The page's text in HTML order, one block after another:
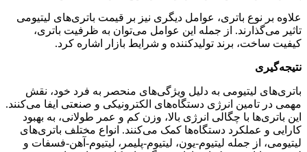
علاوه بر نوع باتری، عوامل دیگری نیز بر قیمت باتری‌های لیتیومی
تاثیر می‌گذارند. از جمله این عوامل می‌توان به ظرفیت باتری،
کیفیت ساخت، برند تولیدکننده و شرایط بازار اشاره کرد.
نتیجه‌گیری
باتری‌های لیتیومی به دلیل ویژگی‌های منحصر به فرد خود، نقش
مهمی در تامین انرژی دستگاه‌های الکترونیکی و صنعتی ایفا می‌کنند.
این باتری‌ها با چگالی انرژی بالا، وزن کم و عمر طولانی، به بهبود
کارایی و عملکرد دستگاه‌ها کمک می‌کنند. انواع مختلف باتری‌های
لیتیومی، از جمله لیتیوم-یون، لیتیوم-پلیمر، لیتیوم-آهن-فسفات و